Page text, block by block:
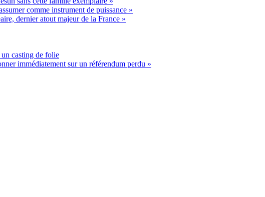
comme instrument de puissance »
dernier atout majeur de la France »
casting de folie
immédiatement sur un référendum perdu »